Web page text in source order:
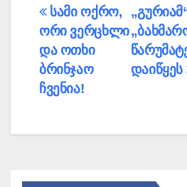
პოსტის
ნავიგაცია
დაიწყეს
სამი ოქრო,
ორი ვერცხლი
და ოთხი
ბრინჯაო
ჩვენია!